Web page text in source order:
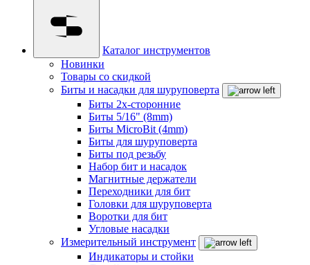
Каталог инструментов
Новинки
Товары со скидкой
Биты и насадки для шуруповерта
Биты 2х-сторонние
Биты 5/16" (8mm)
Биты MicroBit (4mm)
Биты для шуруповерта
Биты под резьбу
Набор бит и насадок
Магнитные держатели
Переходники для бит
Головки для шуруповерта
Воротки для бит
Угловые насадки
Измерительный инструмент
Индикаторы и стойки